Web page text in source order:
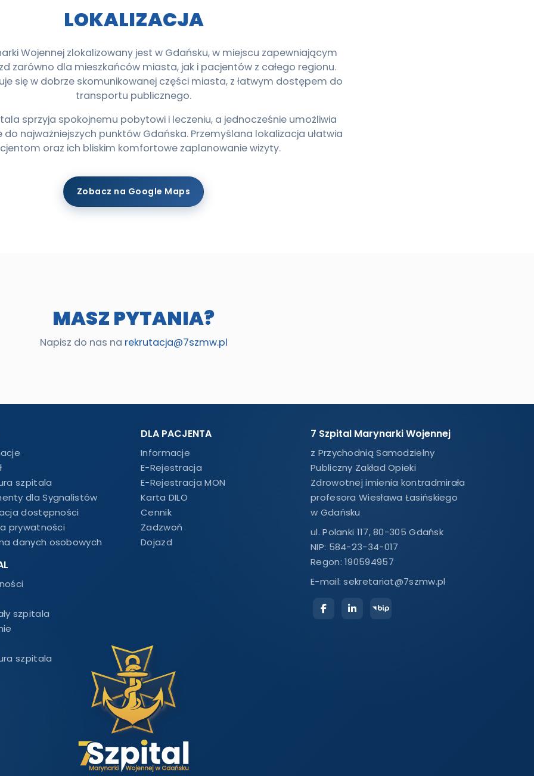
LOKALIZACJA
Wojennej zlokalizowany jest w Gdańsku, w miejscu zapewniającym
zarówno dla mieszkańców miasta, jak i pacjentów z całego regionu.
się w dobrze skomunikowanej części miasta, z łatwym dostępem do
transportu publicznego.
sprzyja spokojnemu pobytowi i leczeniu, a jednocześnie umożliwia
najważniejszych punktów Gdańska. Przemyślana lokalizacja ułatwia
oraz ich bliskim komfortowe zaplanowanie wizyty.
Zobacz na Google Maps
MASZ PYTANIA?
Napisz do nas na rekrutacja@7szmw.pl
szpitala
dla Sygnalistów
dostępności
prywatności
danych osobowych
szpitala
szpitala
DLA PACJENTA
Informacje
E-Rejestracja
E-Rejestracja MON
Karta DILO
Cennik
Zadzwoń
Dojazd
7 Szpital Marynarki Wojennej
z Przychodnią Samodzielny
Publiczny Zakład Opieki
Zdrowotnej imienia kontradmirała
profesora Wiesława Łasińskiego
w Gdańsku
ul. Polanki 117, 80-305 Gdańsk
NIP: 584-23-34-017
Regon: 190594957
E-mail:sekretariat@7szmw.pl